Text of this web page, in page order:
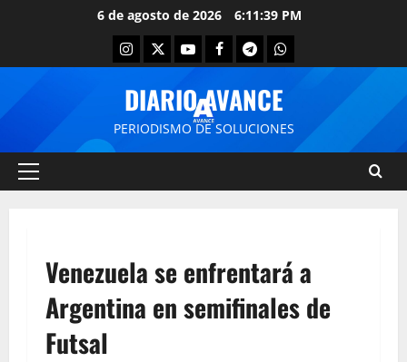
6 de agosto de 2026 6:11:39 PM
DIARIO AVANCE
PERIODISMO DE SOLUCIONES
Venezuela se enfrentará a
Argentina en semifinales de
Futsal